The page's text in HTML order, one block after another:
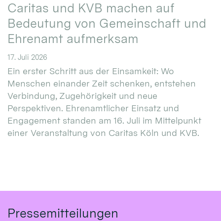
Caritas und KVB machen auf
Bedeutung von Gemeinschaft und
Ehrenamt aufmerksam
17. Juli 2026
Ein erster Schritt aus der Einsamkeit: Wo
Menschen einander Zeit schenken, entstehen
Verbindung, Zugehörigkeit und neue
Perspektiven. Ehrenamtlicher Einsatz und
Engagement standen am 16. Juli im Mittelpunkt
einer Veranstaltung von Caritas Köln und KVB.
Pressemitteilungen